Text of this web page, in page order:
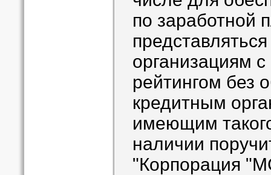
по заработной
организациям
рейтингом без
кредитным
имеющим
наличии
"Корпорация